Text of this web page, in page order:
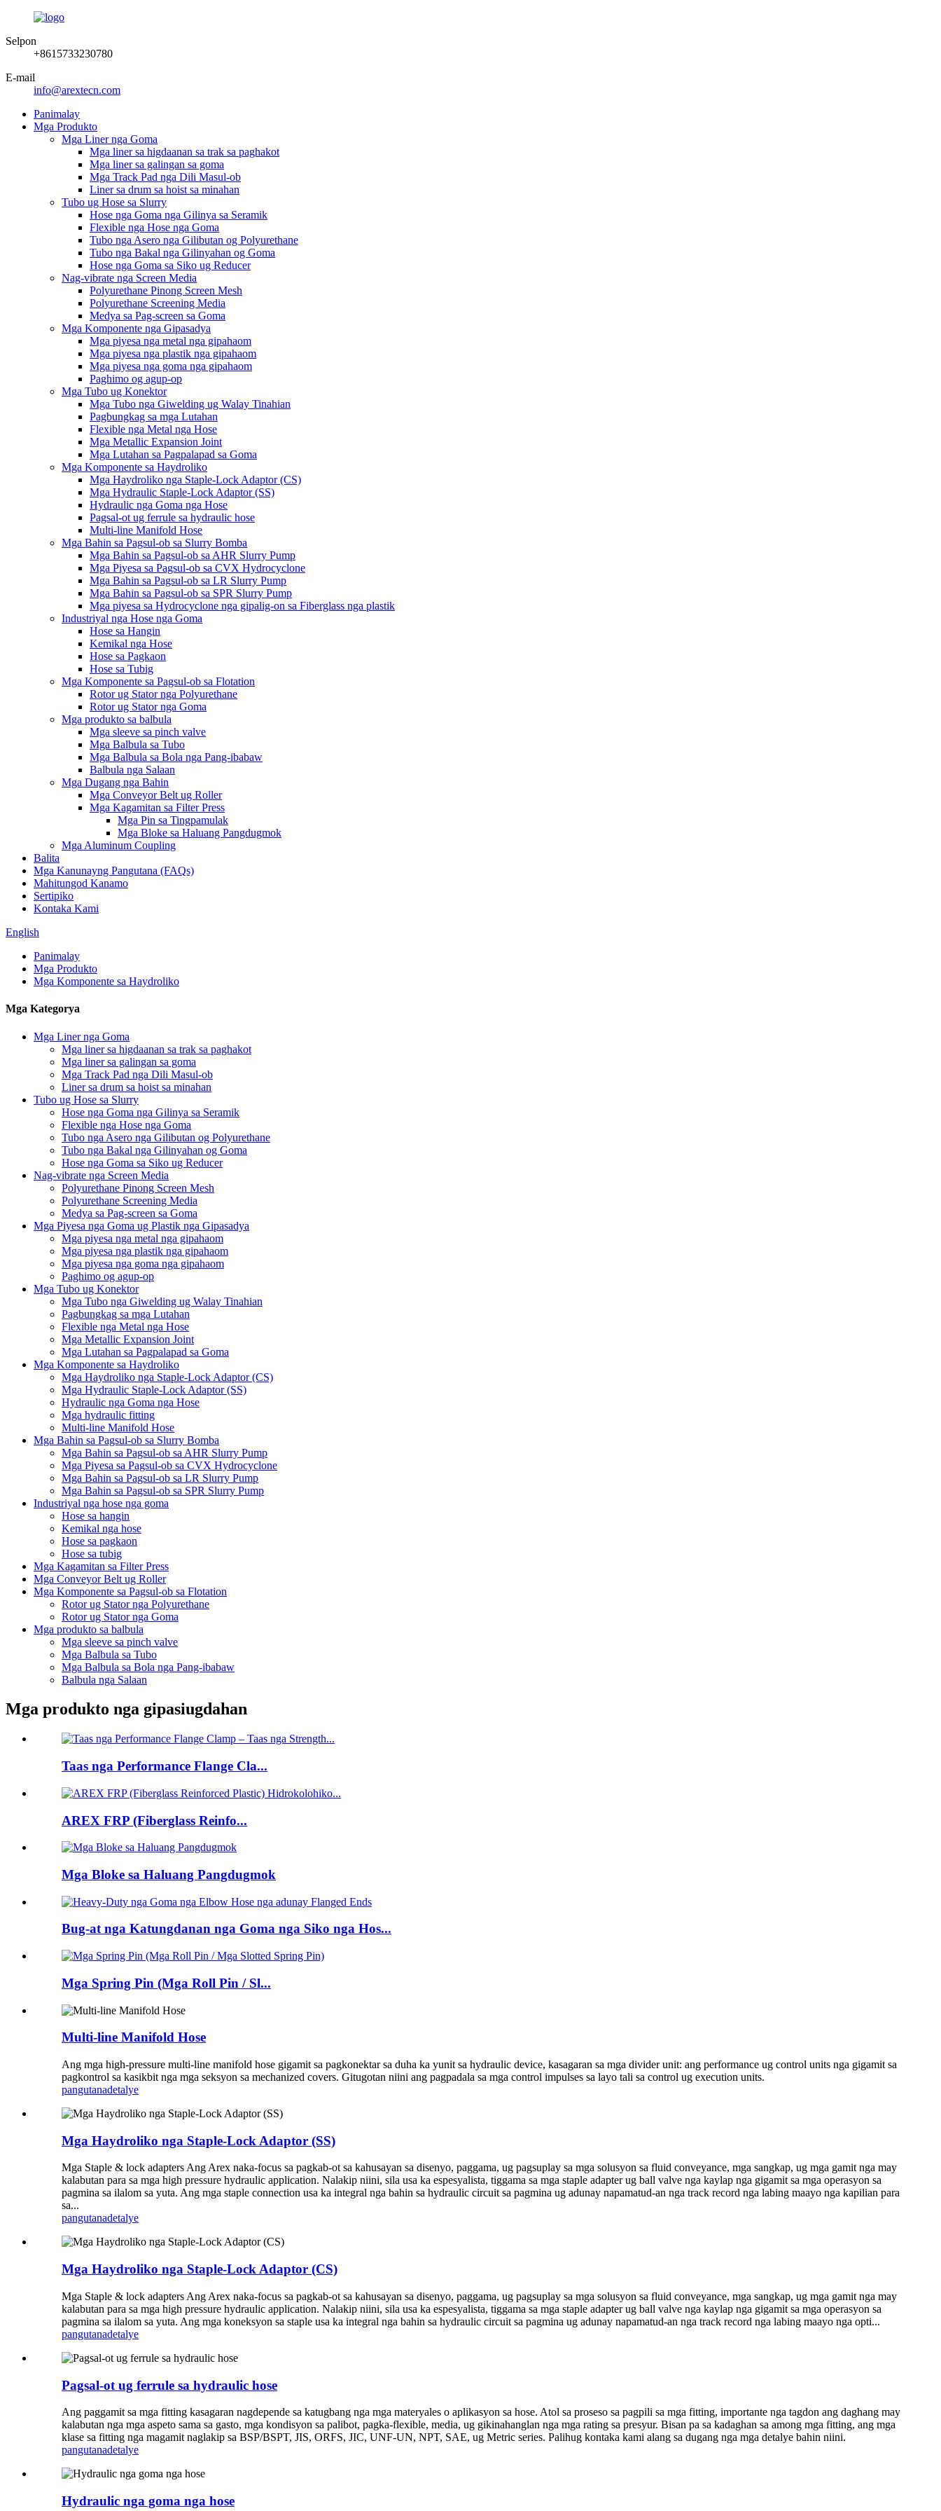
Selpon
+8615733230780
E-mail
info@arextecn.com
Panimalay
Mga Produkto
Mga Liner nga Goma
Mga liner sa higdaanan sa trak sa paghakot
Mga liner sa galingan sa goma
Mga Track Pad nga Dili Masul-ob
Liner sa drum sa hoist sa minahan
Tubo ug Hose sa Slurry
Hose nga Goma nga Gilinya sa Seramik
Flexible nga Hose nga Goma
Tubo nga Asero nga Gilibutan og Polyurethane
Tubo nga Bakal nga Gilinyahan og Goma
Hose nga Goma sa Siko ug Reducer
Nag-vibrate nga Screen Media
Polyurethane Pinong Screen Mesh
Polyurethane Screening Media
Medya sa Pag-screen sa Goma
Mga Komponente nga Gipasadya
Mga piyesa nga metal nga gipahaom
Mga piyesa nga plastik nga gipahaom
Mga piyesa nga goma nga gipahaom
Paghimo og agup-op
Mga Tubo ug Konektor
Mga Tubo nga Giwelding ug Walay Tinahian
Pagbungkag sa mga Lutahan
Flexible nga Metal nga Hose
Mga Metallic Expansion Joint
Mga Lutahan sa Pagpalapad sa Goma
Mga Komponente sa Haydroliko
Mga Haydroliko nga Staple-Lock Adaptor (CS)
Mga Hydraulic Staple-Lock Adaptor (SS)
Hydraulic nga Goma nga Hose
Pagsal-ot ug ferrule sa hydraulic hose
Multi-line Manifold Hose
Mga Bahin sa Pagsul-ob sa Slurry Bomba
Mga Bahin sa Pagsul-ob sa AHR Slurry Pump
Mga Piyesa sa Pagsul-ob sa CVX Hydrocyclone
Mga Bahin sa Pagsul-ob sa LR Slurry Pump
Mga Bahin sa Pagsul-ob sa SPR Slurry Pump
Mga piyesa sa Hydrocyclone nga gipalig-on sa Fiberglass nga plastik
Industriyal nga Hose nga Goma
Hose sa Hangin
Kemikal nga Hose
Hose sa Pagkaon
Hose sa Tubig
Mga Komponente sa Pagsul-ob sa Flotation
Rotor ug Stator nga Polyurethane
Rotor ug Stator nga Goma
Mga produkto sa balbula
Mga sleeve sa pinch valve
Mga Balbula sa Tubo
Mga Balbula sa Bola nga Pang-ibabaw
Balbula nga Salaan
Mga Dugang nga Bahin
Mga Conveyor Belt ug Roller
Mga Kagamitan sa Filter Press
Mga Pin sa Tingpamulak
Mga Bloke sa Haluang Pangdugmok
Mga Aluminum Coupling
Balita
Mga Kanunayng Pangutana (FAQs)
Mahitungod Kanamo
Sertipiko
Kontaka Kami
English
Panimalay
Mga Produkto
Mga Komponente sa Haydroliko
Mga Kategorya
Mga Liner nga Goma
Mga liner sa higdaanan sa trak sa paghakot
Mga liner sa galingan sa goma
Mga Track Pad nga Dili Masul-ob
Liner sa drum sa hoist sa minahan
Tubo ug Hose sa Slurry
Hose nga Goma nga Gilinya sa Seramik
Flexible nga Hose nga Goma
Tubo nga Asero nga Gilibutan og Polyurethane
Tubo nga Bakal nga Gilinyahan og Goma
Hose nga Goma sa Siko ug Reducer
Nag-vibrate nga Screen Media
Polyurethane Pinong Screen Mesh
Polyurethane Screening Media
Medya sa Pag-screen sa Goma
Mga Piyesa nga Goma ug Plastik nga Gipasadya
Mga piyesa nga metal nga gipahaom
Mga piyesa nga plastik nga gipahaom
Mga piyesa nga goma nga gipahaom
Paghimo og agup-op
Mga Tubo ug Konektor
Mga Tubo nga Giwelding ug Walay Tinahian
Pagbungkag sa mga Lutahan
Flexible nga Metal nga Hose
Mga Metallic Expansion Joint
Mga Lutahan sa Pagpalapad sa Goma
Mga Komponente sa Haydroliko
Mga Haydroliko nga Staple-Lock Adaptor (CS)
Mga Hydraulic Staple-Lock Adaptor (SS)
Hydraulic nga Goma nga Hose
Mga hydraulic fitting
Multi-line Manifold Hose
Mga Bahin sa Pagsul-ob sa Slurry Bomba
Mga Bahin sa Pagsul-ob sa AHR Slurry Pump
Mga Piyesa sa Pagsul-ob sa CVX Hydrocyclone
Mga Bahin sa Pagsul-ob sa LR Slurry Pump
Mga Bahin sa Pagsul-ob sa SPR Slurry Pump
Industriyal nga hose nga goma
Hose sa hangin
Kemikal nga hose
Hose sa pagkaon
Hose sa tubig
Mga Kagamitan sa Filter Press
Mga Conveyor Belt ug Roller
Mga Komponente sa Pagsul-ob sa Flotation
Rotor ug Stator nga Polyurethane
Rotor ug Stator nga Goma
Mga produkto sa balbula
Mga sleeve sa pinch valve
Mga Balbula sa Tubo
Mga Balbula sa Bola nga Pang-ibabaw
Balbula nga Salaan
Mga produkto nga gipasiugdahan
Taas nga Performance Flange Cla...
AREX FRP (Fiberglass Reinfo...
Mga Bloke sa Haluang Pangdugmok
Bug-at nga Katungdanan nga Goma nga Siko nga Hos...
Mga Spring Pin (Mga Roll Pin / Sl...
Multi-line Manifold Hose
Ang mga high-pressure multi-line manifold hose gigamit sa pagkonektar sa duha ka yunit sa hydraulic device, kasagaran sa mga divider unit: ang performance ug control units nga gigamit sa
pagkontrol sa kasikbit nga mga seksyon sa mechanized covers. Gitugotan niini ang pagpadala sa mga control impulses sa layo tali sa control ug execution units.
pangutanadetalye
Mga Haydroliko nga Staple-Lock Adaptor (SS)
Mga Staple & lock adapters Ang Arex naka-focus sa pagkab-ot sa kahusayan sa disenyo, paggama, ug pagsuplay sa mga solusyon sa fluid conveyance, mga sangkap, ug mga gamit nga may
kalabutan para sa mga high pressure hydraulic application. Nalakip niini, sila usa ka espesyalista, tiggama sa mga staple adapter ug ball valve nga kaylap nga gigamit sa mga operasyon sa
pagmina sa ilalom sa yuta. Ang mga staple connection usa ka integral nga bahin sa hydraulic circuit sa pagmina ug adunay napamatud-an nga track record nga labing maayo nga kapilian para
sa...
pangutanadetalye
Mga Haydroliko nga Staple-Lock Adaptor (CS)
Mga Staple & lock adapters Ang Arex naka-focus sa pagkab-ot sa kahusayan sa disenyo, paggama, ug pagsuplay sa mga solusyon sa fluid conveyance, mga sangkap, ug mga gamit nga may
kalabutan para sa mga high pressure hydraulic application. Nalakip niini, sila usa ka espesyalista, tiggama sa mga staple adapter ug ball valve nga kaylap nga gigamit sa mga operasyon sa
pagmina sa ilalom sa yuta. Ang mga koneksyon sa staple usa ka integral nga bahin sa hydraulic circuit sa pagmina ug adunay napamatud-an nga track record nga labing maayo nga opti...
pangutanadetalye
Pagsal-ot ug ferrule sa hydraulic hose
Ang paggamit sa mga fitting kasagaran nagdepende sa katugbang nga mga materyales o aplikasyon sa hose. Atol sa proseso sa pagpili sa mga fitting, importante nga tagdon ang daghang may
kalabutan nga mga aspeto sama sa gasto, mga kondisyon sa palibot, pagka-flexible, media, ug gikinahanglan nga mga rating sa presyur. Bisan pa sa kadaghan sa among mga fitting, ang mga
klase sa fitting nga magamit naglakip sa BSP/BSPT, JIS, ORFS, JIC, UNF-UN, NPT, SAE, ug Metric series. Palihug kontaka kami alang sa dugang nga mga detalye bahin niini.
pangutanadetalye
Hydraulic nga goma nga hose